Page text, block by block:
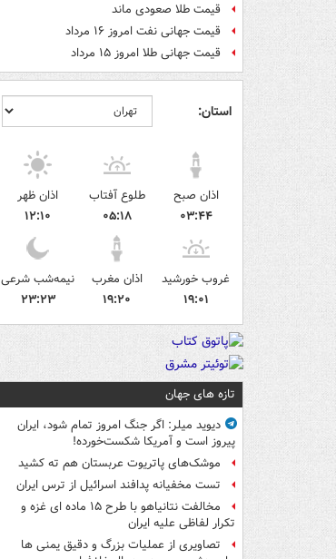
قیمت طلا صعودی ماند
قیمت جهانی نفت امروز ۱۶ مرداد
قیمت جهانی طلا امروز ۱۵ مرداد
استان:
اذان صبح
۰۳:۴۴
طلوع آفتاب
۰۵:۱۸
اذان ظهر
۱۲:۱۰
غروب خورشید
۱۹:۰۱
اذان مغرب
۱۹:۲۰
نیمه‌شب شرعی
۲۳:۲۳
تازه های جهان
دیوید میلر: اگر جنگ امروز تمام شود، ایران
پیروز است و آمریکا شکست‌خورده!
موشک‌های پاتریوت عربستان هم ته‌ کشید
تست مخفیانه پدافند اسرائیل از ترس ایران
مخالفت نتانیاهو با طرح ۱۵ ماده ای غزه و
تکرار لفاظی علیه ایران
تصاویری از عملیات بزرگ و دقیق یمنی ها